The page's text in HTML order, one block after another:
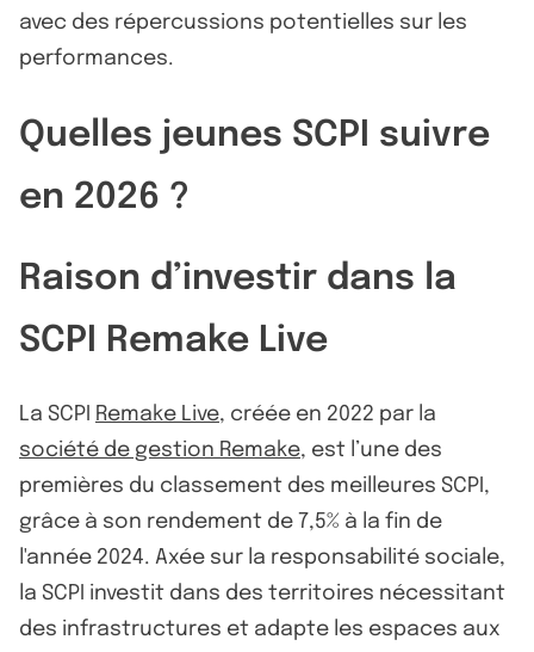
avec des répercussions potentielles sur les
performances.
Quelles jeunes SCPI suivre
en 2026 ?
Raison d’investir dans la
SCPI Remake Live
La SCPI Remake Live, créée en 2022 par la
société de gestion Remake, est l’une des
premières du classement des meilleures SCPI,
grâce à son rendement de 7,5% à la fin de
l'année 2024. Axée sur la responsabilité sociale,
la SCPI investit dans des territoires nécessitant
des infrastructures et adapte les espaces aux